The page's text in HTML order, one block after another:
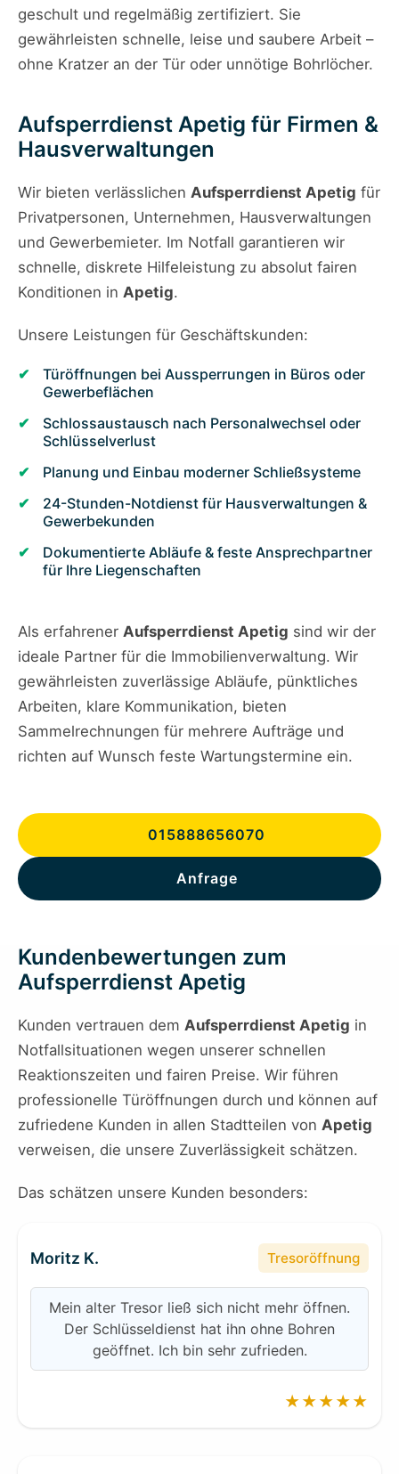
geschult und regelmäßig zertifiziert. Sie
gewährleisten schnelle, leise und saubere Arbeit –
ohne Kratzer an der Tür oder unnötige Bohrlöcher.
Aufsperrdienst Apetig für Firmen &
Hausverwaltungen
Wir bieten verlässlichen Aufsperrdienst Apetig für
Privatpersonen, Unternehmen, Hausverwaltungen
und Gewerbemieter. Im Notfall garantieren wir
schnelle, diskrete Hilfeleistung zu absolut fairen
Konditionen in Apetig.
Unsere Leistungen für Geschäftskunden:
Türöffnungen bei Aussperrungen in Büros oder
Gewerbeflächen
Schlossaustausch nach Personalwechsel oder
Schlüsselverlust
Planung und Einbau moderner Schließsysteme
24-Stunden-Notdienst für Hausverwaltungen &
Gewerbekunden
Dokumentierte Abläufe & feste Ansprechpartner
für Ihre Liegenschaften
Als erfahrener Aufsperrdienst Apetig sind wir der
ideale Partner für die Immobilienverwaltung. Wir
gewährleisten zuverlässige Abläufe, pünktliches
Arbeiten, klare Kommunikation, bieten
Sammelrechnungen für mehrere Aufträge und
richten auf Wunsch feste Wartungstermine ein.
015888656070
Anfrage
Kundenbewertungen zum
Aufsperrdienst Apetig
Kunden vertrauen dem Aufsperrdienst Apetig in
Notfallsituationen wegen unserer schnellen
Reaktionszeiten und fairen Preise. Wir führen
professionelle Türöffnungen durch und können auf
zufriedene Kunden in allen Stadtteilen von Apetig
verweisen, die unsere Zuverlässigkeit schätzen.
Das schätzen unsere Kunden besonders:
Moritz K. Tresoröffnung
Mein alter Tresor ließ sich nicht mehr öffnen.
Der Schlüsseldienst hat ihn ohne Bohren
geöffnet. Ich bin sehr zufrieden.
★★★★★